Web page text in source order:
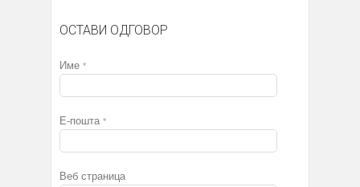
ОСТАВИ ОДГОВОР
Име *
Е-пошта *
Веб страница